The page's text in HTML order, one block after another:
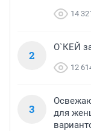
14
2
О`КЕЙ
12
3
для